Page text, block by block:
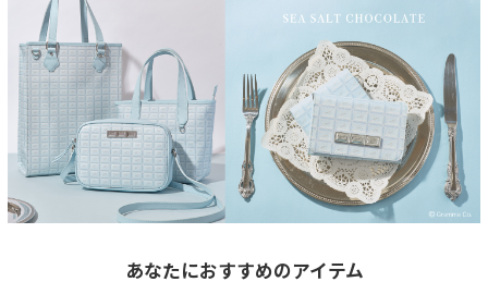
あなたにおすすめのアイテム